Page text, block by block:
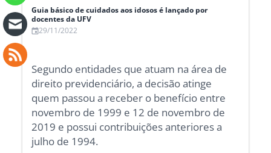
Guia básico de cuidados aos idosos é lançado por
docentes da UFV
29/11/2022
Segundo entidades que atuam na área de
direito previdenciário, a decisão atinge
quem passou a receber o benefício entre
novembro de 1999 e 12 de novembro de
2019 e possui contribuições anteriores a
julho de 1994.